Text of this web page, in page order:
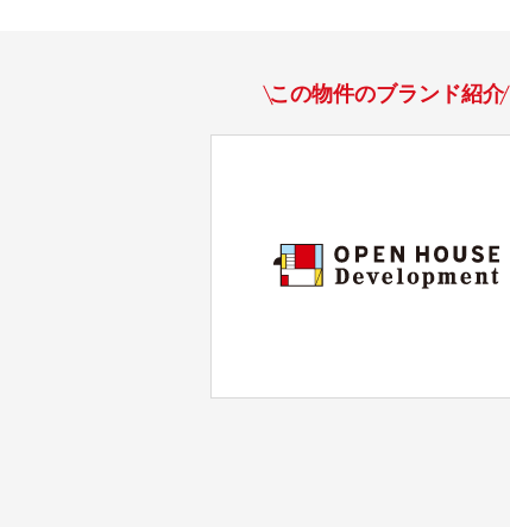
この物件のブランド紹介